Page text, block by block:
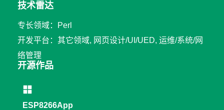
技术雷达
专长领域：Perl
开发平台：其它领域, 网页设计/UI/UED, 运维/系统/网
络管理
开源作品
ESP8266App